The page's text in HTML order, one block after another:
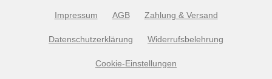
Impressum AGB Zahlung & Versand
Datenschutzerklärung Widerrufsbelehrung
Cookie-Einstellungen